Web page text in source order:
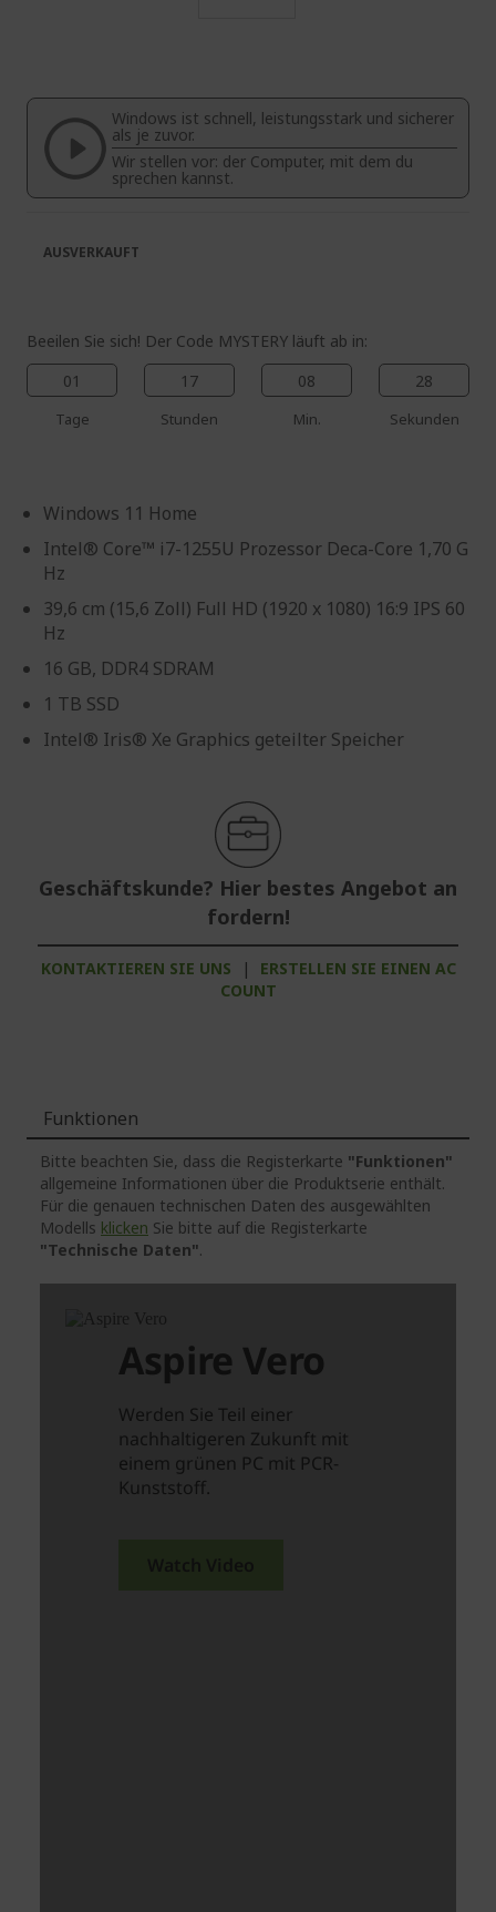
Bildgalerie
springen
Windows ist schnell, leistungsstark und sicherer
als je zuvor.
Wir stellen vor: der Computer, mit dem du
sprechen kannst.
Beeilen Sie sich! Der Code MYSTERY läuft ab in:
01
Tage
17
Stunden
08
Min.
28
Sekunden
Windows 11 Home
Intel® Core™ i7-1255U Prozessor Deca-Core 1,70 G
Hz
39,6 cm (15,6 Zoll) Full HD (1920 x 1080) 16:9 IPS 60
Hz
16 GB, DDR4 SDRAM
1 TB SSD
Intel® Iris® Xe Graphics geteilter Speicher
Geschäftskunde? Hier bestes Angebot an
fordern!
KONTAKTIEREN SIE UNS |
ERSTELLEN SIE EINEN AC
COUNT
AUSVERKAUFT
Funktionen
Bitte beachten Sie, dass die Registerkarte "Funktionen"
allgemeine Informationen über die Produktserie enthält.
Für die genauen technischen Daten des ausgewählten
Modells klicken Sie bitte auf die Registerkarte
"Technische Daten".